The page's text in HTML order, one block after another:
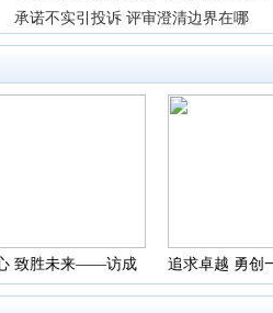
成都锦秀宏图文化传媒有限公司
自贡川南工程咨询有限责任公司
成都梦幻雪乡科技有限公司
中国电力工程顾问集团西南电力设
四川益生建设有限公司
宜宾市新建科质量检测有限公司
四川安达电梯设备有限公司
杭州正野装饰设计有限公司
四川辰骅科技有限公司
四川省长发防腐工程有限公司
南充市豪盛建筑工程有限公司
重庆腾凤建设工程造价咨询有限公司
南充睿欣蓬勃招投标咨询有限公司
成都超顺环卫服务有限公司
自贡市知和服饰有限公司
承诺不实引投诉 评审澄清边界在哪
致胜未来——访成
信技术有限公司CEO
追求卓越 勇
川川建建筑安